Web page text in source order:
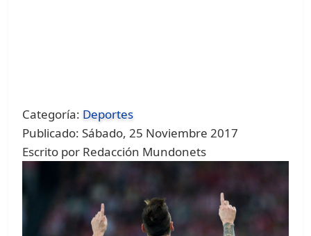
Categoría: Deportes
Publicado: Sábado, 25 Noviembre 2017
Escrito por Redacción Mundonets